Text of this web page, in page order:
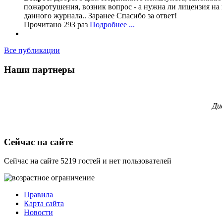
пожаротушения, возник вопрос - а нужна ли лицензия на
данного журнала.. Заранее Спасибо за ответ!
Прочитано 293 раз Подробнее ...
Все публикации
Наши партнеры
Сейчас на сайте
Сейчас на сайте 5219 гостей и нет пользователей
Правила
Карта сайта
Новости